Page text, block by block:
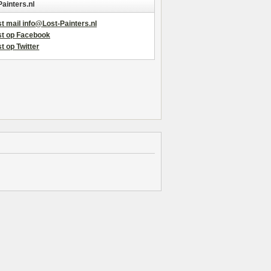
mail info@Lost-Painters.nl
op Facebook
op Twitter